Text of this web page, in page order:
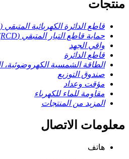
منتجات
قاطع الدائرة الكهربائية المتبقي (RCBO)
حماية قاطع التيار المتبقي (RCD)
واقي الجهد
قاطع الدائرة
الطاقة الشمسية الكهروضوئية،
صندوق التوزيع
مؤقت وعداد
مقاومة للماء للكهرباء
المزيد من المنتجات
معلومات الاتصال
هاتف